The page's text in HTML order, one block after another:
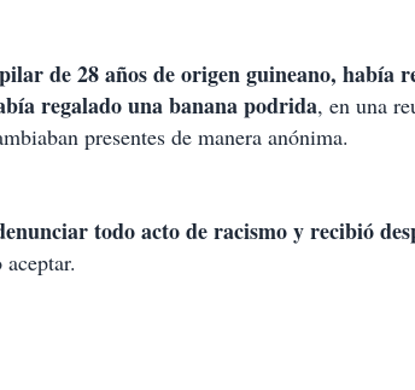
de 28 años de origen guineano, había
regalado una banana podrida, en una
presentes de manera anónima.
todo acto de racismo y recibió